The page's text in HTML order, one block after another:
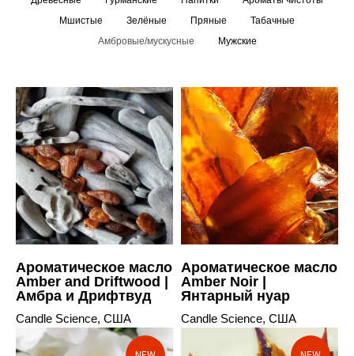
Мшистые
Зелёные Пряные
Табачные
Амбровые/мускусные
Мужские
Ароматическое масло
Amber and Driftwood |
Амбра и Дрифтвуд
Candle Science, США
Ароматическое масло
Amber Noir |
Янтарный нуар
Candle Science, США